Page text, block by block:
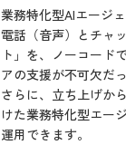
業務特化型AIエージ
電話（音声）とチャ
ト」を、ノーコード
アの支援が不可欠だ
さらに、立ち上げか
けた業務特化型エー
運用できます。